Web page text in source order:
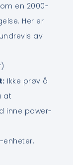
en 2000-
Her er
av
Ikke prøv å
at
inne power-
enheter,